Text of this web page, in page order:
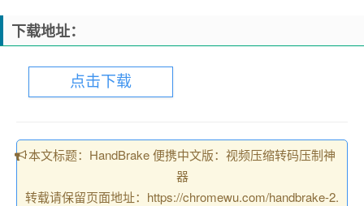
下载地址：
点击下载
本文标题：HandBrake 便携中文版：视频压缩转码压制神
器
转载请保留页面地址：https://chromewu.com/handbrake-2.